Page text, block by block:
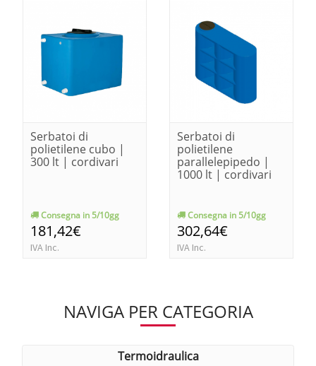
Serbatoi di
polietilene cubo |
300 lt | cordivari
Consegna in 5/10gg
181,42€
IVA Inc.
Serbatoi di
polietilene
parallelepipedo |
1000 lt | cordivari
Consegna in 5/10gg
302,64€
IVA Inc.
NAVIGA PER CATEGORIA
termoidraulica